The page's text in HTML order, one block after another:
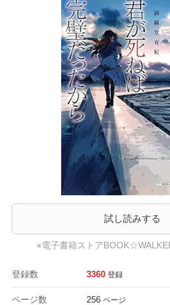
試し読みする
※電子書籍ストア
登録数 3360 登録
ページ数 256 ページ